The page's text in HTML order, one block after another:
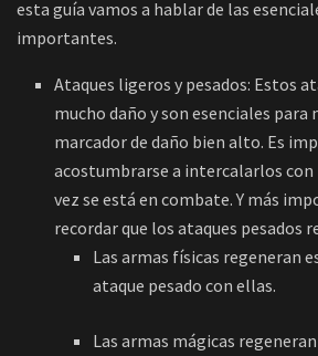
esta guía vamos a hablar de las
importantes.
Ataques ligeros y pesados: Estos
mucho daño y son esenciales para
marcador de daño bien alto. Es
acostumbrarse a intercalarlos con
vez se está en combate. Y más
recordar que los ataques pesados
Las armas físicas regeneran
ataque pesado con ellas.
Las armas mágicas